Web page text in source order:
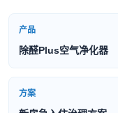
产品
除醛Plus空气净化器
方案